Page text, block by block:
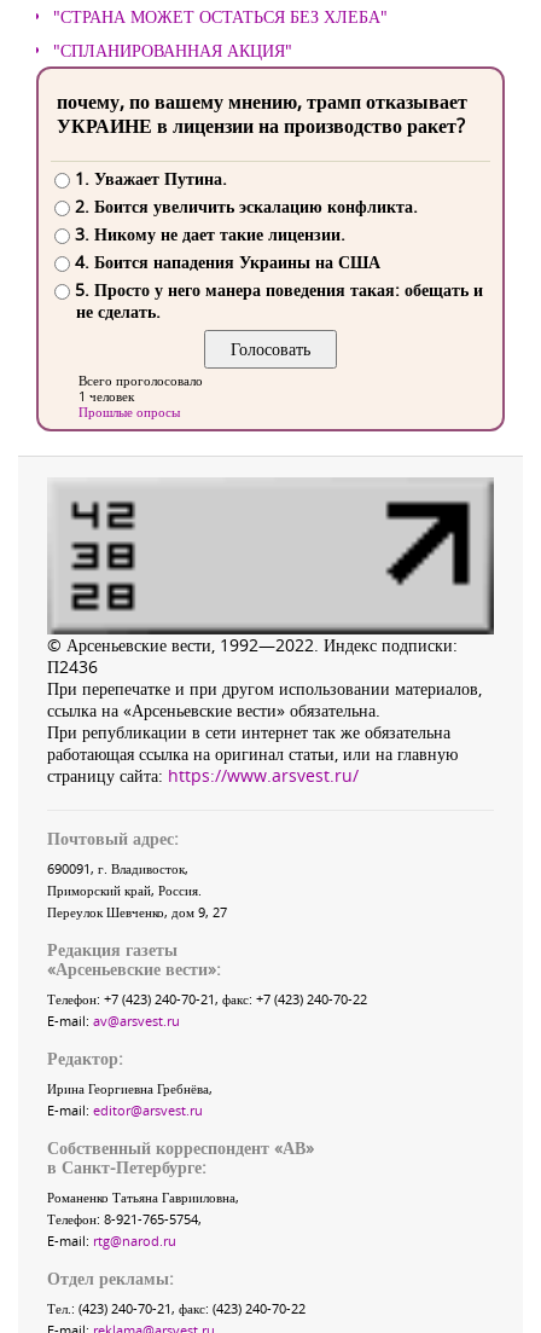
"СТРАНА МОЖЕТ ОСТАТЬСЯ БЕЗ ХЛЕБА"
"СПЛАНИРОВАННАЯ АКЦИЯ"
почему, по вашему мнению, трамп отказывает
УКРАИНЕ в лицензии на производство ракет?
1. Уважает Путина.
2. Боится увеличить эскалацию конфликта.
3. Никому не дает такие лицензии.
4. Боится нападения Украины на США
5. Просто у него манера поведения такая: обещать и
не сделать.
Всего проголосовало
1 человек
Прошлые опросы
© Арсеньевские вести, 1992—2022. Индекс подписки:
П2436
При перепечатке и при другом использовании материалов,
ссылка на «Арсеньевские вести» обязательна.
При републикации в сети интернет так же обязательна
работающая ссылка на оригинал статьи, или на главную
страницу сайта: https://www.arsvest.ru/
Почтовый адрес:
690091, г. Владивосток,
Приморский край, Россия.
Переулок Шевченко, дом 9, 27
Редакция газеты
«Арсеньевские вести»:
Телефон: +7 (423) 240-70-21, факс: +7 (423) 240-70-22
E-mail: av@arsvest.ru
Редактор:
Ирина Георгиевна Гребнёва,
E-mail: editor@arsvest.ru
Собственный корреспондент «АВ»
в Санкт-Петербурге:
Романенко Татьяна Гаврииловна,
Телефон: 8-921-765-5754,
E-mail: rtg@narod.ru
Отдел рекламы:
Тел.: (423) 240-70-21, факс: (423) 240-70-22